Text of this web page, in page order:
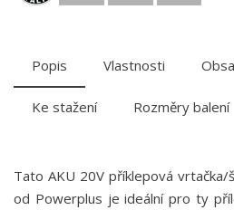
Popis Vlastnosti
Ke stažení Rozměry balení
Tato AKU 20V příklepová vrtačka/
od Powerplus je ideální pro ty